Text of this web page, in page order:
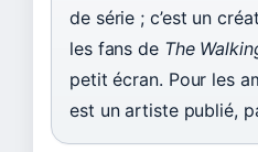
de série ; c’est un
les fans de The
petit écran. Pour les
est un artiste publié,